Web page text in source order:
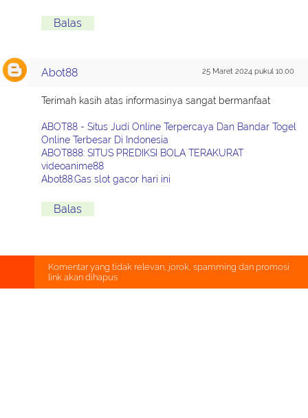
Balas
Abot88 25 Maret 2024 pukul 10.00
Terimah kasih atas informasinya sangat bermanfaat
ABOT88 - Situs Judi Online Terpercaya Dan Bandar Togel
Online Terbesar Di Indonesia
ABOT888: SITUS PREDIKSI BOLA TERAKURAT
videoanime88
Abot88:Gas slot gacor hari ini
Balas
Komentar yang tidak relevan, jorok, spamming dan promosi
link akan dihapus